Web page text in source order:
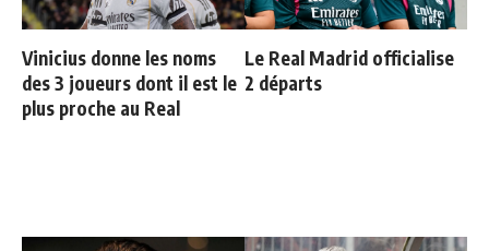
Vinicius donne les noms
des 3 joueurs dont il est le
plus proche au Real
Le Real Madrid officialise
2 départs